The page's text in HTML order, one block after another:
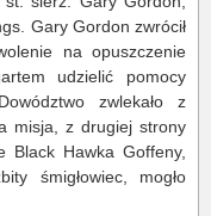
Gary Gordon zwrócił
na opuszczenie
udzielić pomocy
zwlekało z
misja, z drugiej strony
Black Hawka Goffeny,
śmigłowiec, mogło